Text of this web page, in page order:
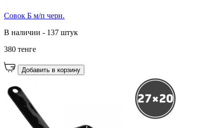
Совок Б м/п черн.
В наличии - 137 штук
380 тенге
Добавить в корзину